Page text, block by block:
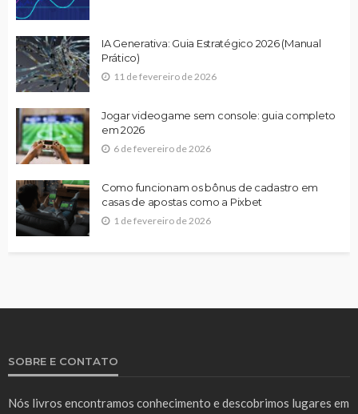
IA Generativa: Guia Estratégico 2026 (Manual
Prático)
11 de fevereiro de 2026
Jogar videogame sem console: guia completo
em 2026
6 de fevereiro de 2026
Como funcionam os bônus de cadastro em
casas de apostas como a Pixbet
1 de fevereiro de 2026
SOBRE E CONTATO
Nós livros encontramos conhecimento e descobrimos lugares em